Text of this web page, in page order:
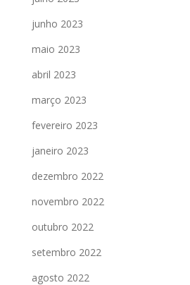
junho 2023
maio 2023
abril 2023
março 2023
fevereiro 2023
janeiro 2023
dezembro 2022
novembro 2022
outubro 2022
setembro 2022
agosto 2022